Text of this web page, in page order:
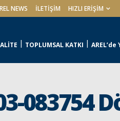
NEWS İLETIŞIM HIZLI ERİŞİM
TOPLUMSAL KATKI AREL’de